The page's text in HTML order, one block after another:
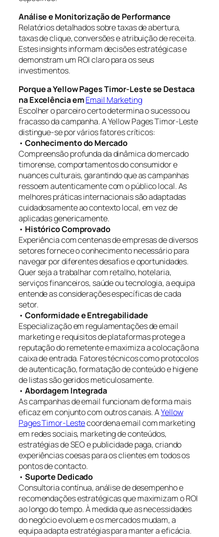
Análise e Monitorização de Performance
Relatórios detalhados sobre taxas de abertura,
taxas de clique, conversões e atribuição de receita.
Estes insights informam decisões estratégicas e
demonstram um ROI claro para os seus
investimentos.
Porque a Yellow Pages Timor-Leste se Destaca
na Excelência emEmail Marketing
Escolher o parceiro certo determina o sucesso ou
fracasso da campanha. A Yellow Pages Timor-Leste
distingue-se por vários fatores críticos:
• Conhecimento do Mercado
Compreensão profunda da dinâmica do mercado
timorense, comportamentos do consumidor e
nuances culturais, garantindo que as campanhas
ressoem autenticamente com o público local. As
melhores práticas internacionais são adaptadas
cuidadosamente ao contexto local, em vez de
aplicadas genericamente.
• Histórico Comprovado
Experiência com centenas de empresas de diversos
setores fornece o conhecimento necessário para
navegar por diferentes desafios e oportunidades.
Quer seja a trabalhar com retalho, hotelaria,
serviços financeiros, saúde ou tecnologia, a equipa
entende as considerações específicas de cada
setor.
• Conformidade e Entregabilidade
Especialização em regulamentações de email
marketing e requisitos de plataformas protege a
reputação do remetente e maximiza a colocação na
caixa de entrada. Fatores técnicos como protocolos
de autenticação, formatação de conteúdo e higiene
de listas são geridos meticulosamente.
• Abordagem Integrada
As campanhas de email funcionam de forma mais
eficaz em conjunto com outros canais. AYellow
Pages Timor-Lestecoordena email com marketing
em redes sociais, marketing de conteúdos,
estratégias de SEO e publicidade paga, criando
experiências coesas para os clientes em todos os
pontos de contacto.
• Suporte Dedicado
Consultoria contínua, análise de desempenho e
recomendações estratégicas que maximizam o ROI
ao longo do tempo. À medida que as necessidades
do negócio evoluem e os mercados mudam, a
equipa adapta estratégias para manter a eficácia.